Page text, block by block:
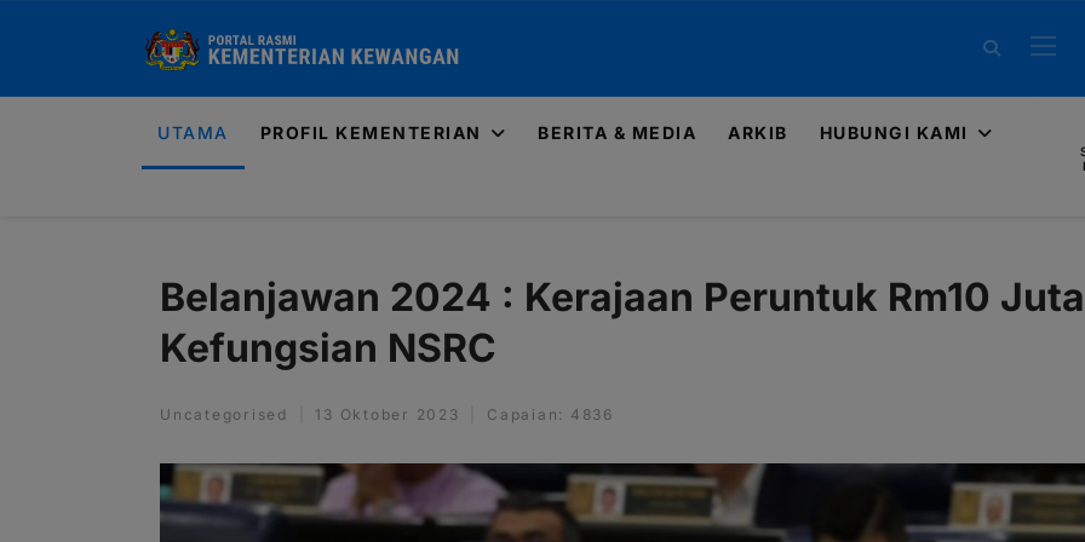
UTAMA PROFIL KEMENTERIAN BERITA & MEDIA ARKIB HUBUNGI KAMI
Belanjawan 2024 : Kerajaan Peruntuk Rm10
Kefungsian NSRC
Uncategorised 13 Oktober 2023 Capaian: 4836